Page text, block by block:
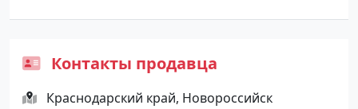
Контакты продавца
Краснодарский край, Новороссийск